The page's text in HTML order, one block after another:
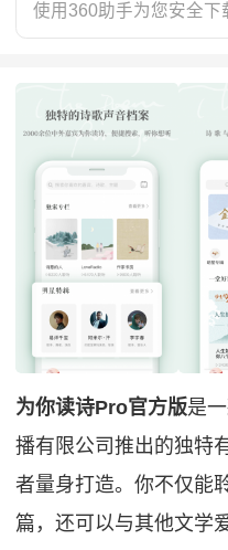
使用360助手为您安全下
为你读诗Pro官方版是
播有限公司推出的独特
者量身打造。你不仅能
篇，还可以与其他文学